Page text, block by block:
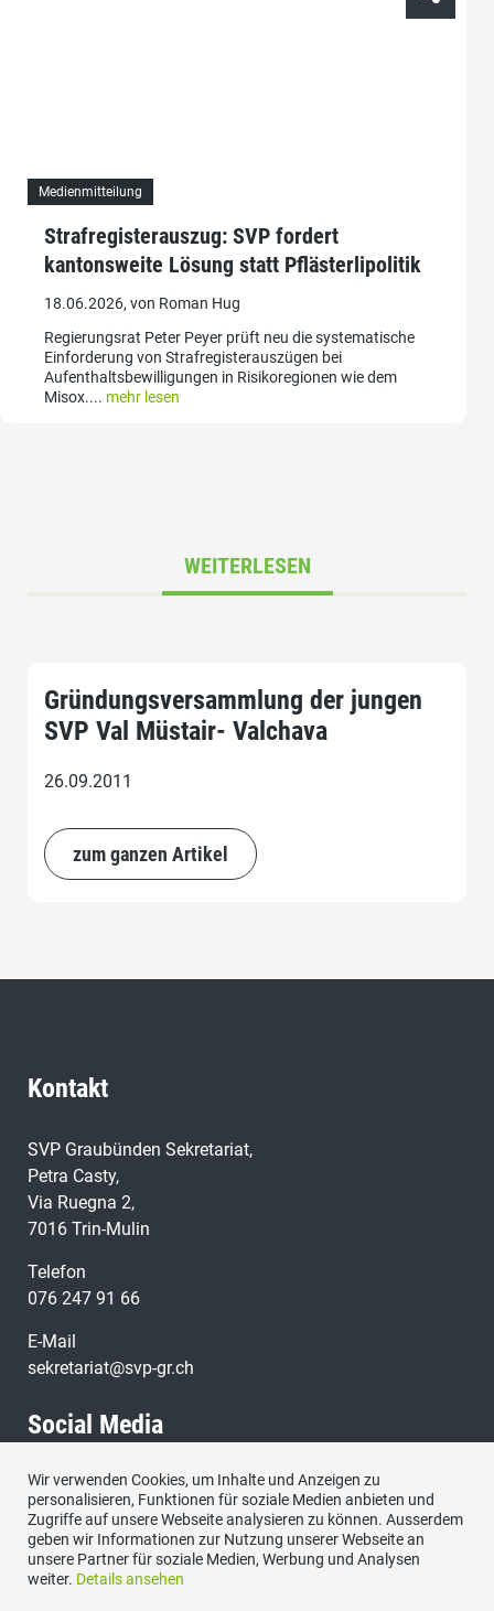
Medienmitteilung
Strafregisterauszug: SVP fordert
kantonsweite Lösung statt Pflästerlipolitik
18.06.2026, von Roman Hug
Regierungsrat Peter Peyer prüft neu die systematische
Einforderung von Strafregisterauszügen bei
Aufenthaltsbewilligungen in Risikoregionen wie dem
Misox.... mehr lesen
WEITERLESEN
Gründungsversammlung der jungen
SVP Val Müstair- Valchava
26.09.2011
zum ganzen Artikel
Kontakt
SVP Graubünden Sekretariat,
Petra Casty,
Via Ruegna 2,
7016 Trin-Mulin
Telefon
076 247 91 66
E-Mail
sekretariat@svp-gr.ch
Social Media
Besuchen Sie uns bei:
Wir verwenden Cookies, um Inhalte und Anzeigen zu
personalisieren, Funktionen für soziale Medien anbieten und
Zugriffe auf unsere Webseite analysieren zu können. Ausserdem
geben wir Informationen zur Nutzung unserer Webseite an
unsere Partner für soziale Medien, Werbung und Analysen
weiter. Details ansehen